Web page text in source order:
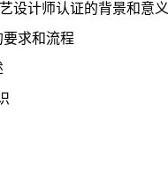
设计师认证的背景和意义
求和流程